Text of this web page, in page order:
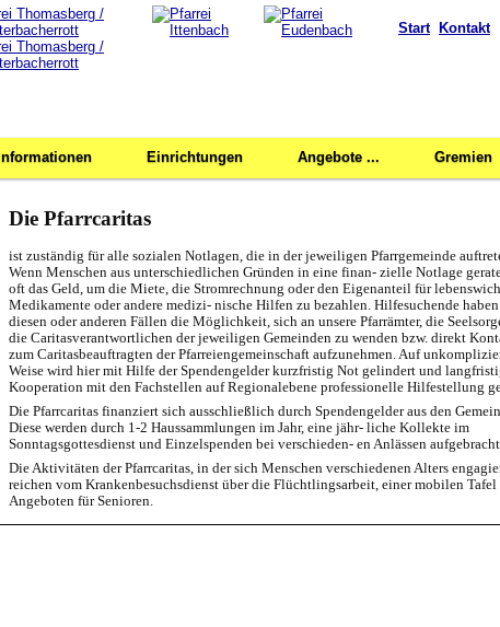
Start Kontakt
Informationen Einrichtungen Angebote ... Gremien
Die Pfarrcaritas
ist zuständig für alle sozialen Notlagen, die in der jeweiligen Pfarrgemeinde
Wenn Menschen aus unterschiedlichen Gründen in eine finan- zielle Notlage
oft das Geld, um die Miete, die Stromrechnung oder den Eigenanteil für
Medikamente oder andere medizi- nische Hilfen zu bezahlen. Hilfesuchende
diesen oder anderen Fällen die Möglichkeit, sich an unsere Pfarrämter, die
die Caritasverantwortlichen der jeweiligen Gemeinden zu wenden bzw. direkt
zum Caritasbeauftragten der Pfarreiengemeinschaft aufzunehmen. Auf
Weise wird hier mit Hilfe der Spendengelder kurzfristig Not gelindert und
Kooperation mit den Fachstellen auf Regionalebene professionelle Hilfestellung
Die Pfarrcaritas finanziert sich ausschließlich durch Spendengelder aus den
Diese werden durch 1-2 Haussammlungen im Jahr, eine jähr- liche Kollekte im
Sonntagsgottesdienst und Einzelspenden bei verschieden- en Anlässen
Die Aktivitäten der Pfarrcaritas, in der sich Menschen verschiedenen Alters
reichen vom Krankenbesuchsdienst über die Flüchtlingsarbeit, einer mobilen Tafel
Angeboten für Senioren.